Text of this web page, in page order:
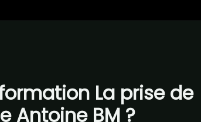
La prise de
Antoine BM ?